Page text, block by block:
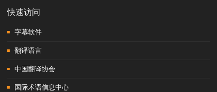
快速访问
字幕软件
翻译语言
中国翻译协会
国际术语信息中心